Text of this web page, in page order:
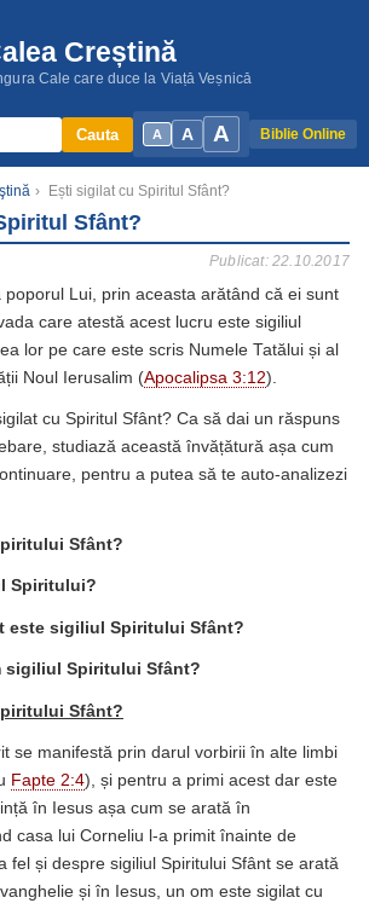
Creștină
Cale care duce la Viață Veșnică
A A A Biblie Online
Cauta
› Ești sigilat cu Spiritul Sfânt?
Sfânt?
Publicat: 22.10.2017
poporul Lui, prin aceasta arătând că ei sunt
care atestă acest lucru este sigiliul
lor pe care este scris Numele Tatălui și al
Noul Ierusalim (Apocalipsa 3:12).
cu Spiritul Sfânt? Ca să dai un răspuns
studiază această învățătură așa cum
pentru a putea să te auto-analizezi
Sfânt?
Spiritului?
este sigiliul Spiritului Sfânt?
sigiliul Spiritului Sfânt?
Sfânt?
se manifestă prin darul vorbirii în alte limbi
Fapte 2:4), și pentru a primi acest dar este
în Iesus așa cum se arată în
casa lui Corneliu l-a primit înainte de
fel și despre sigiliul Spiritului Sfânt se arată
și în Iesus, un om este sigilat cu